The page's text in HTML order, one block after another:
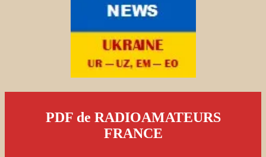
PDF de RADIOAMATEURS
FRANCE